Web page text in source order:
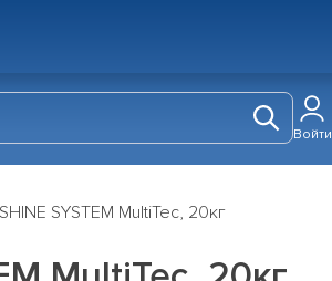
Войти
SYSTEM MultiTec, 20кг